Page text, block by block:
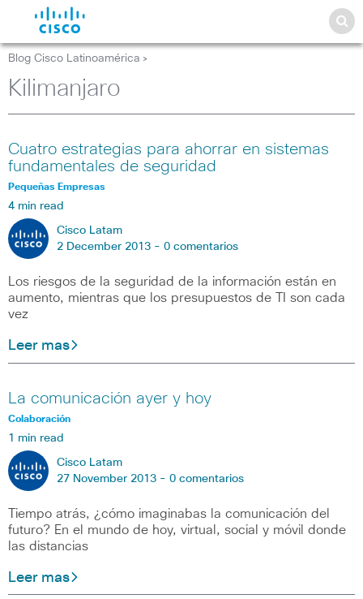
Blog Cisco Latinoamérica >
Kilimanjaro
Cuatro estrategias para ahorrar en sistemas
fundamentales de seguridad
Pequeñas Empresas
4 min read
Cisco Latam
2 December 2013 - 0 comentarios
Los riesgos de la seguridad de la información están en
aumento, mientras que los presupuestos de TI son cada
vez
Leer mas
La comunicación ayer y hoy
Colaboración
1 min read
Cisco Latam
27 November 2013 - 0 comentarios
Tiempo atrás, ¿cómo imaginabas la comunicación del
futuro? En el mundo de hoy, virtual, social y móvil donde
las distancias
Leer mas